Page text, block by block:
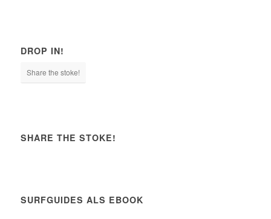
DROP IN!
Share the stoke!
SHARE THE STOKE!
SURFGUIDES ALS EBOOK